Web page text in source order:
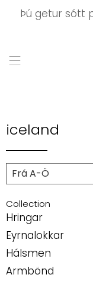
Þú getur sótt
iceland
Collection
Hringar
Eyrnalokkar
Hálsmen
Armbönd